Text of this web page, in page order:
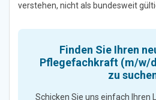
verstehen, nicht als bundesweit
Finden Sie Ihren
Pflegefachkraft (m/w/
zu
Schicken Sie uns einfach Ihren